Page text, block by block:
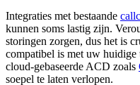
Integraties met bestaande
kunnen soms lastig zijn.
storingen zorgen, dus het is
compatibel is met uw
cloud-gebaseerde ACD zoals
soepel te laten verlopen.